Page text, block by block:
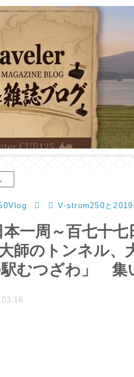
V-strom250と2019
一周～百七十七
師のトンネル、
むつざわ」 集